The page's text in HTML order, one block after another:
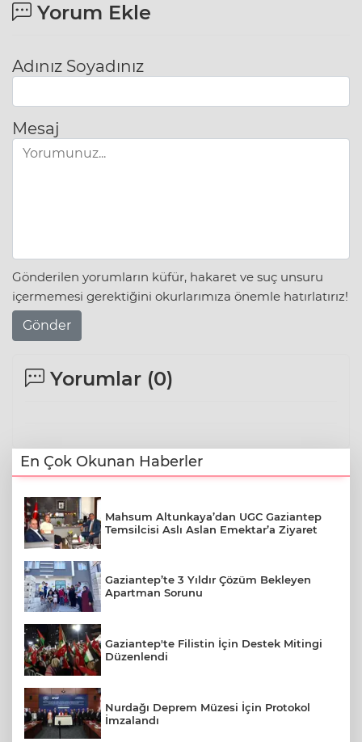
Yorum Ekle
Adınız Soyadınız
Mesaj
Gönderilen yorumların küfür, hakaret ve suç unsuru
içermemesi gerektiğini okurlarımıza önemle hatırlatırız!
Gönder
Yorumlar (0)
En Çok Okunan Haberler
Mahsum Altunkaya’dan UGC Gaziantep
Temsilcisi Aslı Aslan Emektar’a Ziyaret
Gaziantep’te 3 Yıldır Çözüm Bekleyen
Apartman Sorunu
Gaziantep'te Filistin İçin Destek Mitingi
Düzenlendi
Nurdağı Deprem Müzesi İçin Protokol
İmzalandı